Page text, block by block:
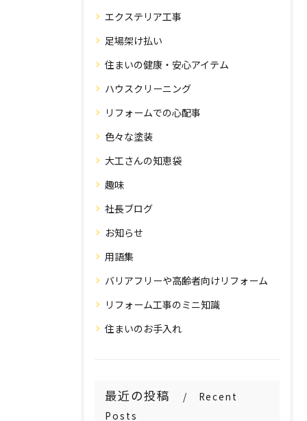
エクステリア工事
足場架け払い
住まいの健康・安心アイテム
ハウスクリーニング
リフォームでの心配事
色々な塗装
大工さんの知恵袋
趣味
社長ブログ
お知らせ
用語集
バリアフリーや高齢者向けリフォーム
リフォーム工事のミニ知識
住まいのお手入れ
最近の投稿
Recent
Posts